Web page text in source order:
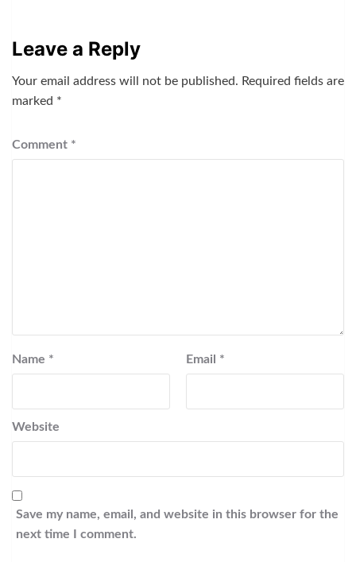
Leave a Reply
Your email address will not be published. Required fields are
marked *
Comment *
Name * Email *
Website
Save my name, email, and website in this browser for the
next time I comment.